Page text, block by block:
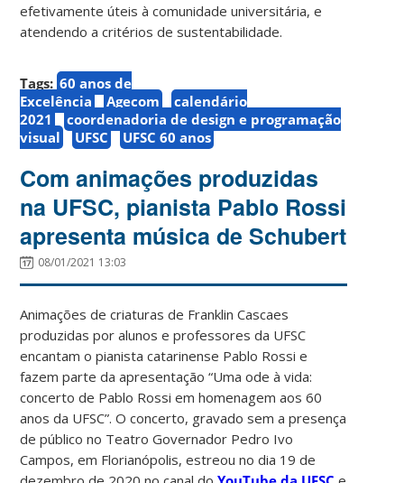
efetivamente úteis à comunidade universitária, e
atendendo a critérios de sustentabilidade.
Tags: 60 anos de
Excelência
Agecom
calendário
2021
coordenadoria de design e programação
visual
UFSC UFSC 60 anos
Com animações produzidas
na UFSC, pianista Pablo Rossi
apresenta música de Schubert
08/01/2021 13:03
Animações de criaturas de Franklin Cascaes
produzidas por alunos e professores da UFSC
encantam o pianista catarinense Pablo Rossi e
fazem parte da apresentação“Uma ode à vida:
concerto de Pablo Rossi em homenagem aos 60
anos da UFSC”. O concerto, gravado sem a presença
de público no Teatro Governador Pedro Ivo
Campos, em Florianópolis, estreou nodia 19 de